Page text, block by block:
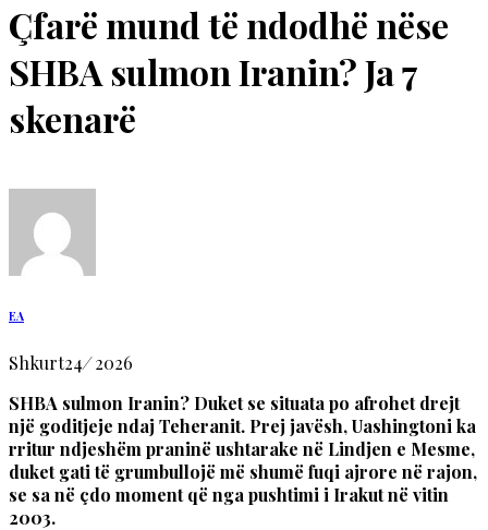
Çfarë mund të ndodhë nëse
SHBA sulmon Iranin? Ja 7
skenarë
EA
Shkurt24/2026
SHBA sulmon Iranin? Duket se situata po afrohet drejt
një goditjeje ndaj Teheranit. Prej javësh, Uashingtoni ka
rritur ndjeshëm praninë ushtarake në Lindjen e Mesme,
duket gati të grumbullojë më shumë fuqi ajrore në rajon,
se sa në çdo moment që nga pushtimi i Irakut në vitin
2003.